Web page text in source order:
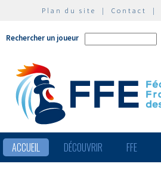
Plan du site | Contact |
Rechercher un joueur
ACCUEIL DÉCOUVRIR FFE